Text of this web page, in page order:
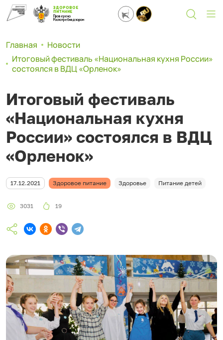
ЗДОРОВОЕ
ПИТАНИЕ
Проверено
Роспотребнадзором
Главная
Новости
Итоговый фестиваль «Национальная кухня России»
состоялся в ВДЦ «Орленок»
Итоговый фестиваль
«Национальная кухня
России» состоялся в ВДЦ
«Орленок»
17.12.2021 Здоровое питание Здоровье Питание детей
3031 19